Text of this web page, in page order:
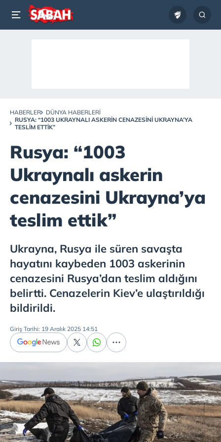
HABERLER
DÜNYA HABERLERI
RUSYA: “1003 UKRAYNALI ASKERIN CENAZESINI UKRAYNA’YA
TESLIM ETTIK”
Rusya: “1003
Ukraynalı askerin
cenazesini Ukrayna’ya
teslim ettik”
Ukrayna, Rusya ile süren savaşta
hayatını kaybeden 1003 askerinin
cenazesini Rusya’dan teslim aldığını
belirtti. Cenazelerin Kiev’e ulaştırıldığı
bildirildi.
Giriş Tarihi: 19 Aralık 2025 14:51